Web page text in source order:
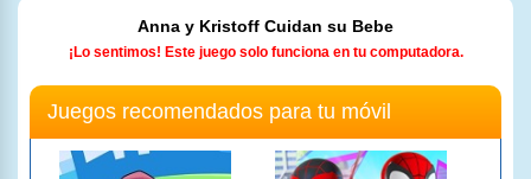
Anna y Kristoff Cuidan su Bebe
¡Lo sentimos! Este juego solo funciona en tu computadora.
Juegos recomendados para tu móvil